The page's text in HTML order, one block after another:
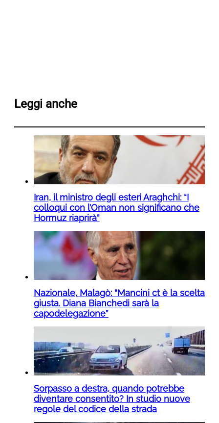
Leggi anche
Iran, il ministro degli esteri Araghchi: “I
colloqui con l’Oman non significano che
Hormuz riaprirà”
Nazionale, Malagò: “Mancini ct è la scelta
giusta. Diana Bianchedi sarà la
capodelegazione”
Sorpasso a destra, quando potrebbe
diventare consentito? In studio nuove
regole del codice della strada